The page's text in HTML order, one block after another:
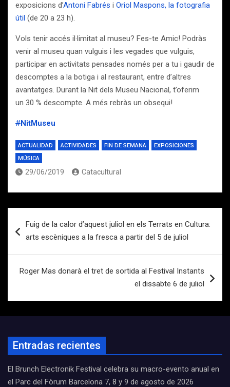
exposicions d’Antoni Fabrés i Oriol Maspons, la fotografia
útil (de 20 a 23 h).
Vols tenir accés il·limitat al museu? Fes-te Amic! Podràs
venir al museu quan vulguis i les vegades que vulguis,
participar en activitats pensades només per a tu i gaudir de
descomptes a la botiga i al restaurant, entre d’altres
avantatges. Durant la Nit dels Museu Nacional, t’oferim
un 30 % descompte. A més rebràs un obsequi!
#NitMuseu
ACTUALIDAD ACTIVIDADES FIN DE SEMANA
EXPOSICIONES
MÚSICA
29/06/2019 Catacultural
de
Fuig de la calor d’aquest juliol en els Terrats en Cultura:
arts escèniques a la fresca a partir del 5 de juliol
Roger Mas donarà el tret de sortida al Festival Instants
el dissabte 6 de juliol
Entradas recientes
El Brunch Electronik Festival celebra su macro-evento anual en
el Parc del Fòrum Barcelona 7, 8 y 9 de agosto de 2026